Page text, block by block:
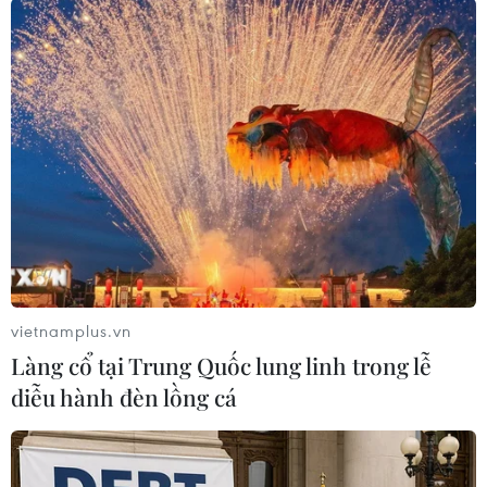
#tội phạm hình sự
#hình sự #công an
#vụ án
#phạm pháp
#pháp luật #pháp đình
#xã hội
#an ninh xã hội
#chính trị #VietnamPlus
#Vietnam
#Plus.
Malaysia Thái Lan
Theo dõi VietnamPlus
TIN LIÊN QUAN
vietnamplus.vn
Làng cổ tại Trung Quốc lung linh trong lễ
diễu hành đèn lồng cá